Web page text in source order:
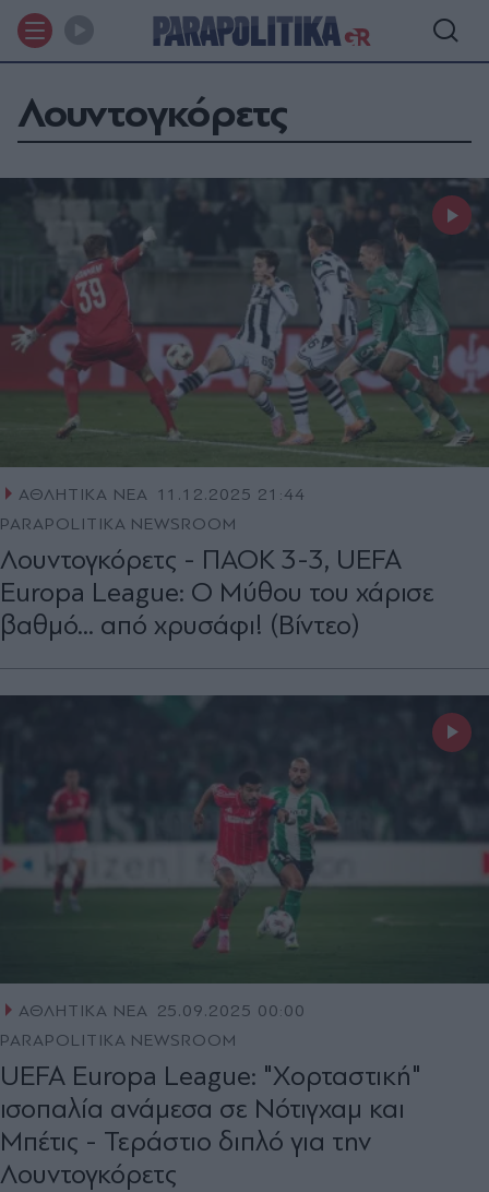
Λουντογκόρετς
ΑΘΛΗΤΙΚΑ ΝΕΑ 11.12.2025 21:44
PARAPOLITIKA NEWSROOM
Λουντογκόρετς - ΠΑΟΚ 3-3, UEFA
Europa League: Ο Μύθου του χάρισε
βαθμό... από χρυσάφι! (Βίντεο)
ΑΘΛΗΤΙΚΑ ΝΕΑ 25.09.2025 00:00
PARAPOLITIKA NEWSROOM
UEFA Europa League: "Χορταστική"
ισοπαλία ανάμεσα σε Νότιγχαμ και
Μπέτις - Τεράστιο διπλό για την
Λουντογκόρετς